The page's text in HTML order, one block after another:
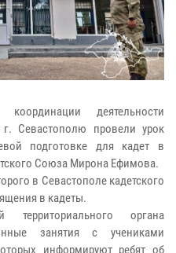
деятельности
Севастополю провели урок
подготовке для кадет в
Союза Мирона Ефимова.
в Севастополе кадетского
в кадеты.
территориального органа
занятия с учениками
информируют ребят об